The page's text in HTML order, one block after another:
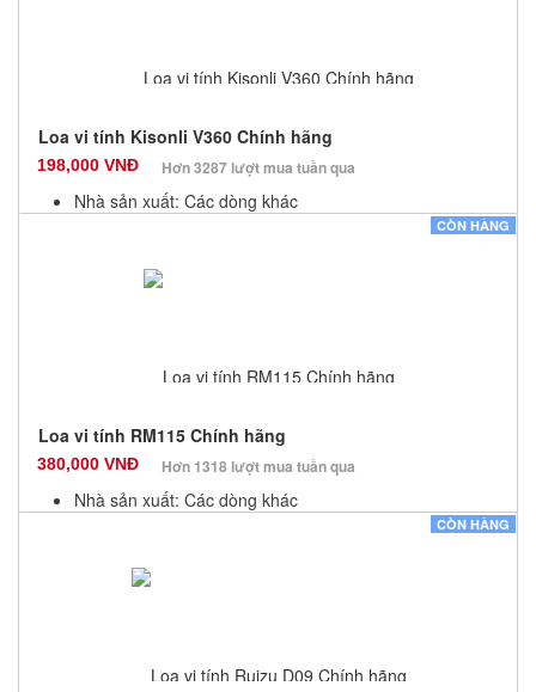
Loa vi tính Kisonli V360 Chính hãng
198,000 VNĐ Hơn 3287 lượt mua tuần qua
Nhà sản xuất: Các dòng khác
Số lượng: 100
CÒN HÀNG
Loa vi tính RM115 Chính hãng
380,000 VNĐ Hơn 1318 lượt mua tuần qua
Nhà sản xuất: Các dòng khác
Số lượng: 100
CÒN HÀNG